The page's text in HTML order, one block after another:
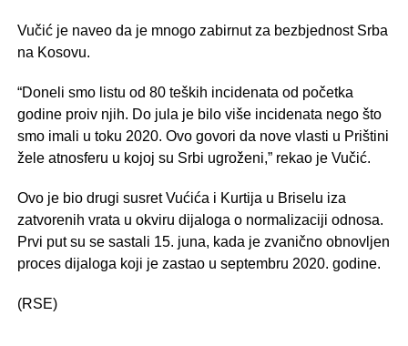
Vučić je naveo da je mnogo zabirnut za bezbjednost Srba
na Kosovu.
“Doneli smo listu od 80 teških incidenata od početka
godine proiv njih. Do jula je bilo više incidenata nego što
smo imali u toku 2020. Ovo govori da nove vlasti u Prištini
žele atnosferu u kojoj su Srbi ugroženi,” rekao je Vučić.
Ovo je bio drugi susret Vućića i Kurtija u Briselu iza
zatvorenih vrata u okviru dijaloga o normalizaciji odnosa.
Prvi put su se sastali 15. juna, kada je zvanično obnovljen
proces dijaloga koji je zastao u septembru 2020. godine.
(RSE)